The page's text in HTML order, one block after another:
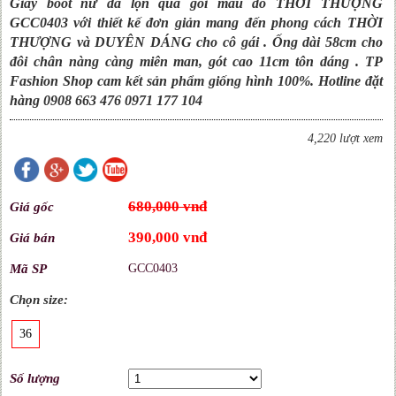
Giày boot nữ da lộn qua gối màu đỏ THỜI THƯỢNG
GCC0403 với thiết kế đơn giản mang đến phong cách THỜI
THƯỢNG và DUYÊN DÁNG cho cô gái . Ống dài 58cm cho
đôi chân nàng càng miên man, gót cao 11cm tôn dáng . TP
Fashion Shop cam kết sản phẩm giống hình 100%. Hotline đặt
hàng 0908 663 476 0971 177 104
4,220 lượt xem
Giá gốc 680,000 vnđ
Giá bán 390,000 vnđ
Mã SP GCC0403
Chọn size:
36
Số lượng